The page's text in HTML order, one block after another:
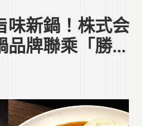
味新鍋！株式会
牌聯乘「勝利